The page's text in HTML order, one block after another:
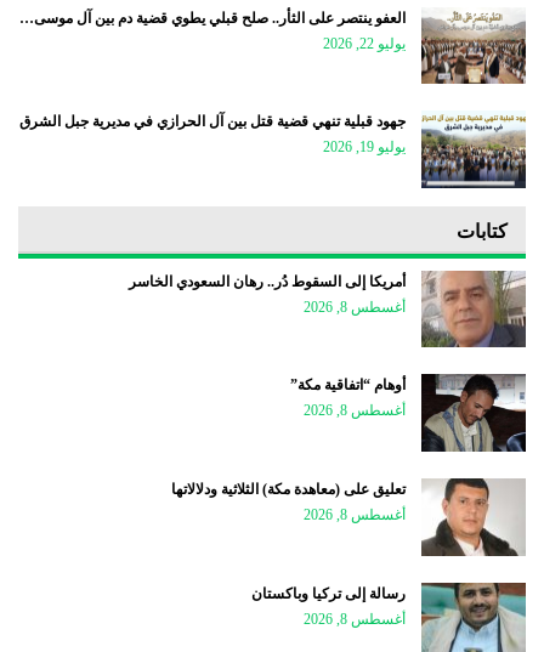
العفو ينتصر على الثأر.. صلح قبلي يطوي قضية دم بين آل موسى…
يوليو 22, 2026
جهود قبلية تنهي قضية قتل بين آل الحرازي في مديرية جبل الشرق
يوليو 19, 2026
كتابات
أمريكا إلى السقوط دُر.. رهان السعودي الخاسر
أغسطس 8, 2026
أوهام “اتفاقية مكة”
أغسطس 8, 2026
تعليق على (معاهدة مكة) الثلاثية ودلالاتها
أغسطس 8, 2026
رسالة إلى تركيا وباكستان
أغسطس 8, 2026